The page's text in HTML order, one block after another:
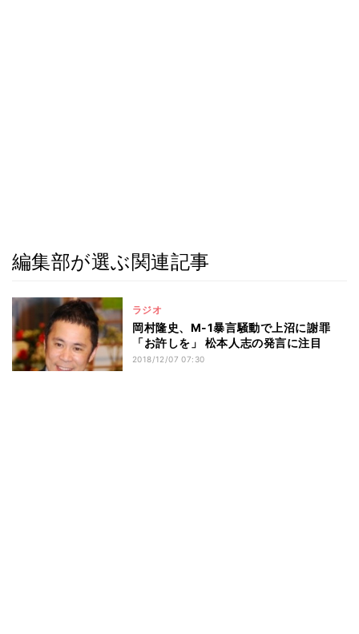
編集部が選ぶ関連記事
ラジオ
岡村隆史、M-1暴言騒動で上沼に謝罪
「お許しを」 松本人志の発言に注目
2018/12/07 07:30